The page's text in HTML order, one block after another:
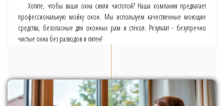
Хотите, чтобы ваши окна сияли чистотой? Наша компания предлагает
профессиональную мойку окон. Мы используем качественные моющие
средства, безопасные для оконных рам и стёкол. Результат - безупречно
чистые окна без разводов и пятен!